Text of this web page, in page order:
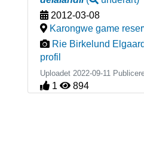
2012-03-08
Karongwe game
Rie Birkelund
profil
Uploadet 2022-09-11
1 894